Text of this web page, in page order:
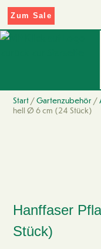
Zum Sale
Start /Gartenzubehör /
hell Ø 6 cm (24 Stück)
Hanffaser
Stück)